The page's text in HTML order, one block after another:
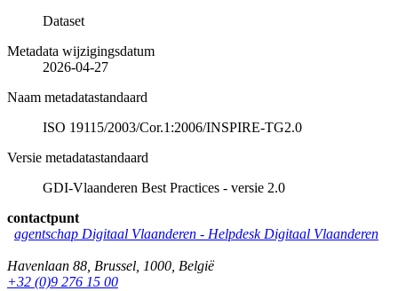
Dataset
Metadata wijzigingsdatum
2026-04-27
Naam metadatastandaard
ISO 19115/2003/Cor.1:2006/INSPIRE-TG2.0
Versie metadatastandaard
GDI-Vlaanderen Best Practices - versie 2.0
contactpunt
agentschap Digitaal Vlaanderen - Helpdesk Digitaal Vlaanderen
Havenlaan 88 Brussel 1000 België
+32 (0)9 276 15 00